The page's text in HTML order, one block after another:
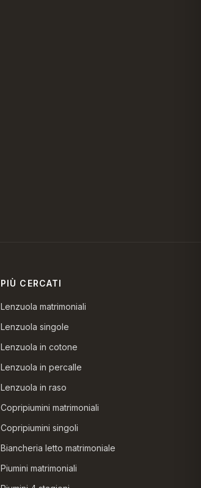
PIÙ CERCATI
Lenzuola matrimoniali
Lenzuola singole
Lenzuola in cotone
Lenzuola in percalle
Lenzuola in raso
Copripiumini matrimoniali
Copripiumini singoli
Biancheria letto matrimoniale
Piumini matrimoniali